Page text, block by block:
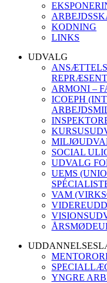
KODNING
LINKS
UDVALG
ARMONI –
ICOEPH
SOCIAL
UDVALG
UEMS
VAM
YNGRE